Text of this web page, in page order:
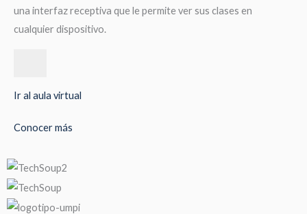
una interfaz receptiva que le permite ver sus clases en
cualquier dispositivo.
Ir al aula virtual
Conocer más